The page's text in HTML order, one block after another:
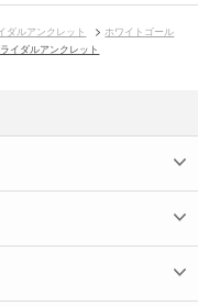
ダルアンクレット
ホワイトゴール
イダルアンクレット